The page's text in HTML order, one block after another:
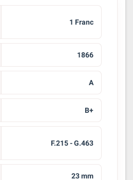
1 Franc
1866
A
B+
F.215 - G.463
23 mm